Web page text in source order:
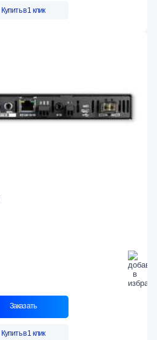
Купить в 1 клик
Заказать
Купить в 1 клик